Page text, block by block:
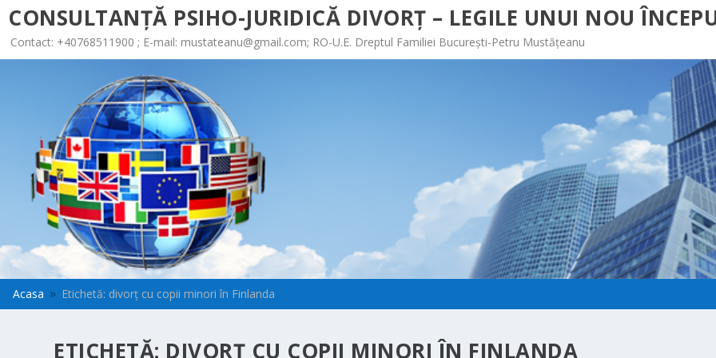
CONSULTANȚĂ PSIHO-JURIDICĂ DIVORȚ – LEGILE UNUI NOU
Contact: +40768511900 ; E-mail: mustateanu@gmail.com; RO-U.E. Dreptul Familiei București-Petru Mustățeanu
Acasa 9 Etichetă: divorț cu copii minori în Finlanda
ETICHETĂ: DIVORȚ CU COPII MINORI ÎN FINLANDA